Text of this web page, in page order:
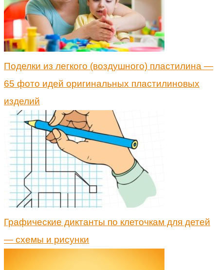
Поделки из легкого (воздушного) пластилина —
65 фото идей оригинальных пластилиновых
изделий
Графические диктанты по клеточкам для детей
— схемы и рисунки